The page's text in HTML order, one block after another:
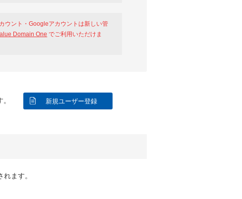
ウント・Googleアカウントは新しい管
Domain One でご利用いただけま
新規ユーザー登録
ます。